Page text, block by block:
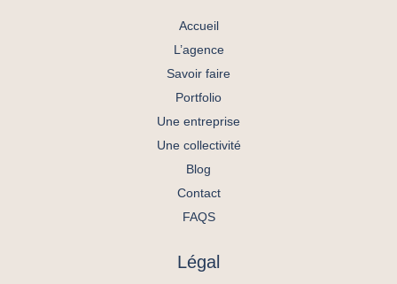
Accueil
L’agence
Savoir faire
Portfolio
Une entreprise
Une collectivité
Blog
Contact
FAQS
Légal